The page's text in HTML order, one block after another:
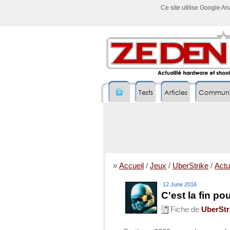
Ce site utilise Google
Tests Articles
» Accueil / Jeux / UberStrike /
12 June 2016
C'est la fin
Fiche de